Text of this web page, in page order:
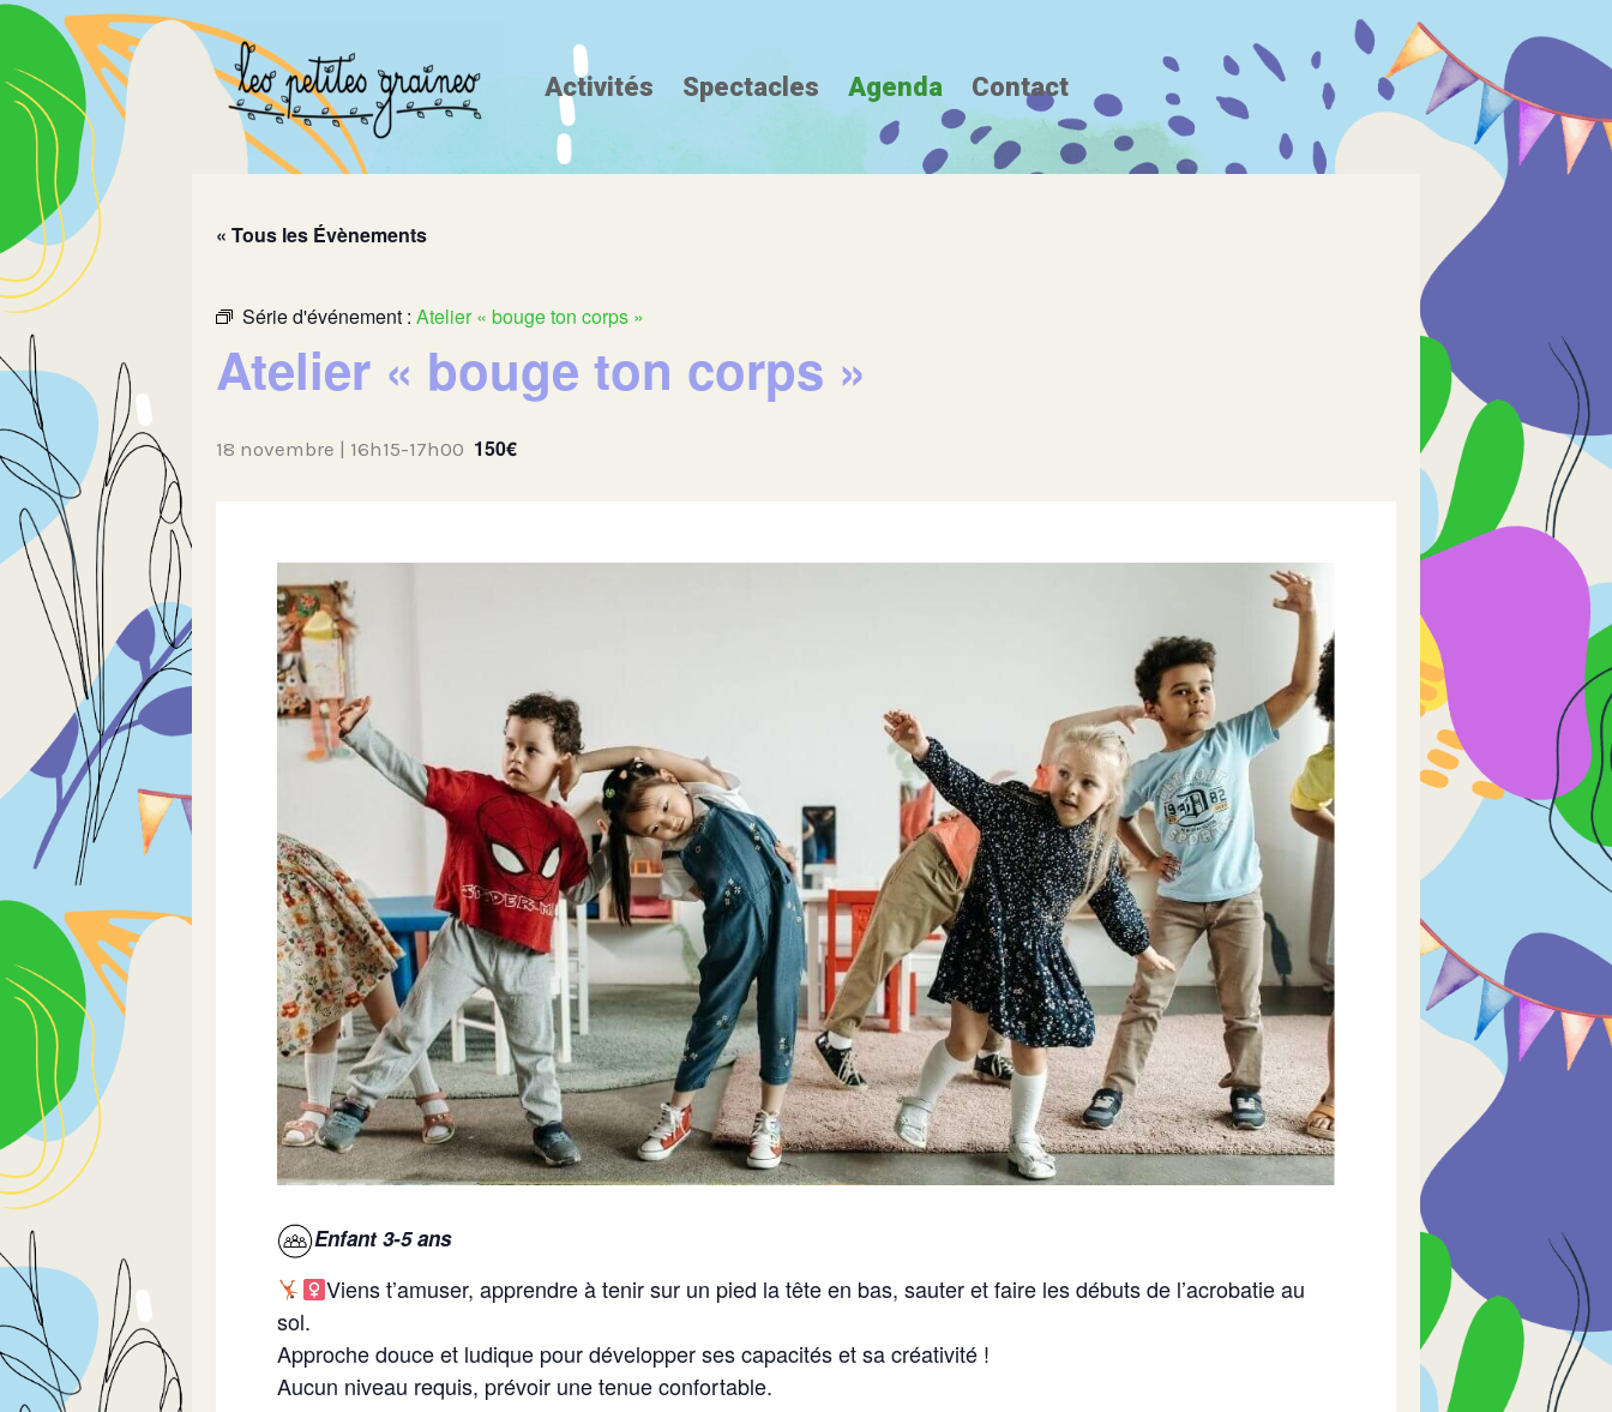
Aller
contenu
Activités Spectacles Agenda Contact
« Tous les Évènements
Série d'événement : Atelier « bouge ton corps »
Atelier « bouge ton corps »
18 novembre | 16h15-17h00 150€
Enfant 3-5 ans
Viens t’amuser, apprendre à tenir sur un pied la tête en bas, sauter et faire les débuts de l’acrobatie au
sol.
Approche douce et ludique pour développer ses capacités et sa créativité !
Aucun niveau requis, prévoir une tenue confortable.